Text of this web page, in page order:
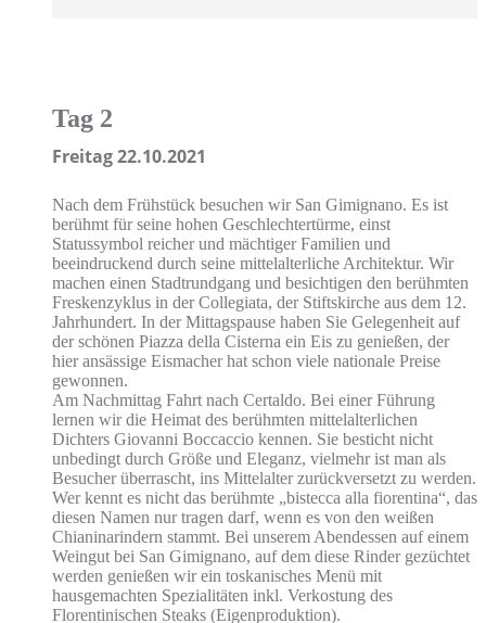
Tag 2
Freitag 22.10.2021
Nach dem Frühstück besuchen wir San Gimignano. Es ist
berühmt für seine hohen Geschlechtertürme, einst
Statussymbol reicher und mächtiger Familien und
beeindruckend durch seine mittelalterliche Architektur. Wir
machen einen Stadtrundgang und besichtigen den berühmten
Freskenzyklus in der Collegiata, der Stiftskirche aus dem 12.
Jahrhundert. In der Mittagspause haben Sie Gelegenheit auf
der schönen Piazza della Cisterna ein Eis zu genießen, der
hier ansässige Eismacher hat schon viele nationale Preise
gewonnen.
Am Nachmittag Fahrt nach Certaldo. Bei einer Führung
lernen wir die Heimat des berühmten mittelalterlichen
Dichters Giovanni Boccaccio kennen. Sie besticht nicht
unbedingt durch Größe und Eleganz, vielmehr ist man als
Besucher überrascht, ins Mittelalter zurückversetzt zu werden.
Wer kennt es nicht das berühmte „bistecca alla fiorentina“, das
diesen Namen nur tragen darf, wenn es von den weißen
Chianinarindern stammt. Bei unserem Abendessen auf einem
Weingut bei San Gimignano, auf dem diese Rinder gezüchtet
werden genießen wir ein toskanisches Menü mit
hausgemachten Spezialitäten inkl. Verkostung des
Florentinischen Steaks (Eigenproduktion).